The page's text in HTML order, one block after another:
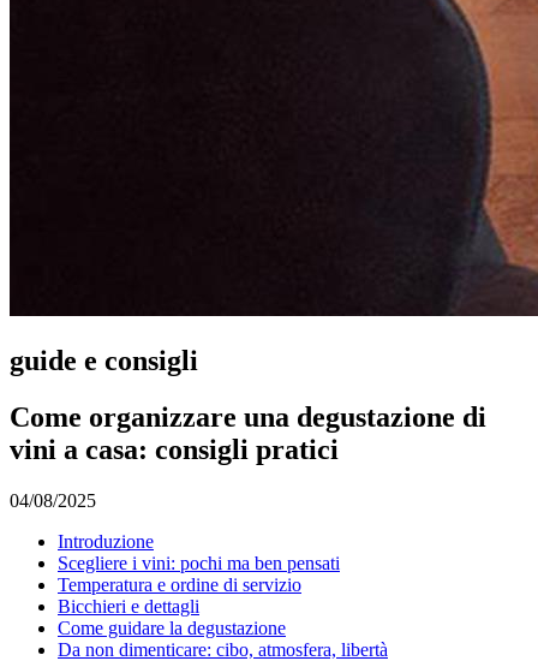
guide e consigli
Come organizzare una degustazione di
vini a casa: consigli pratici
04/08/2025
Introduzione
Scegliere i vini: pochi ma ben pensati
Temperatura e ordine di servizio
Bicchieri e dettagli
Come guidare la degustazione
Da non dimenticare: cibo, atmosfera, libertà